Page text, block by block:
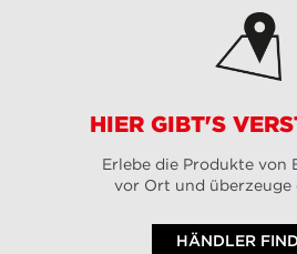
HIER GIBT'S
Erlebe die Produkte von
vor Ort und überzeuge
HÄNDLER